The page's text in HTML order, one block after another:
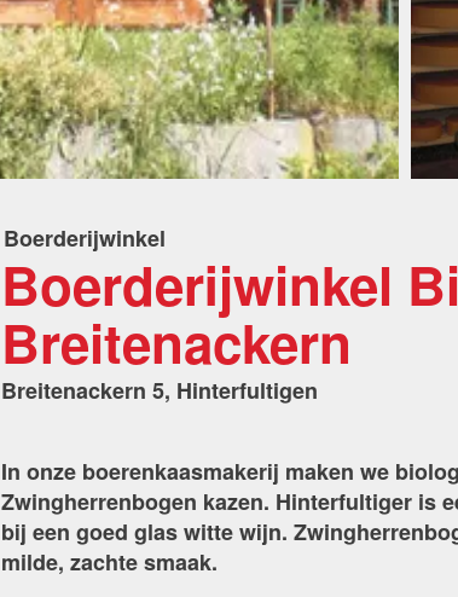
Boerderijwinkel
Boerderijwinkel
Breitenackern
Breitenackern 5, Hinterfultigen
In onze boerenkaasmakerij maken we
Zwingherrenbogen kazen. Hinterfultiger is
bij een goed glas witte wijn.
milde, zachte smaak.